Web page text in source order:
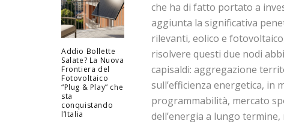
Addio Bollette
Salate? La Nuova
Frontiera del
Fotovoltaico
“Plug & Play” che
sta
conquistando
l’Italia
che ha di fatto portato a
aggiunta la significativa
rilevanti, eolico e
risolvere questi due nodi
capisaldi: aggregazione
sull’efficienza energetica, in
programmabilità, mercato
dell’energia a lungo